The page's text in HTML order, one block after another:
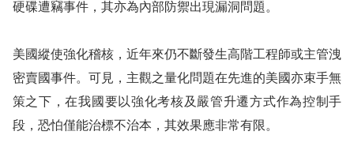
硬碟遭竊事件，其亦為內部防禦出現漏洞問題。
美國縱使強化稽核，近年來仍不斷發生高階工程師或主管洩
密賣國事件。可見，主觀之量化問題在先進的美國亦束手無
策之下，在我國要以強化考核及嚴管升遷方式作為控制手
段，恐怕僅能治標不治本，其效果應非常有限。